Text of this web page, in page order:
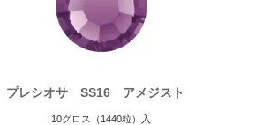
プレシオサ SS16 アメジスト
10グロス（1440粒）入